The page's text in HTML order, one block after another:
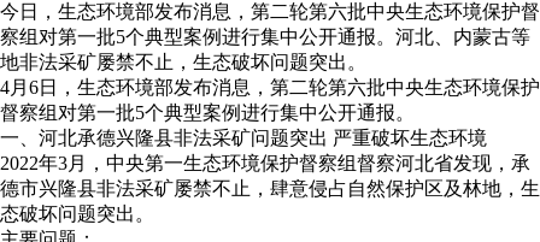
今日，生态环境部发布消息，第二轮第六批中央生态环境保护督
察组对第一批5个典型案例进行集中公开通报。河北、内蒙古等
地非法采矿屡禁不止，生态破坏问题突出。
4月6日，生态环境部发布消息，第二轮第六批中央生态环境保护
督察组对第一批5个典型案例进行集中公开通报。
一、河北承德兴隆县非法采矿问题突出 严重破坏生态环境
2022年3月，中央第一生态环境保护督察组督察河北省发现，承
德市兴隆县非法采矿屡禁不止，肆意侵占自然保护区及林地，生
态破坏问题突出。